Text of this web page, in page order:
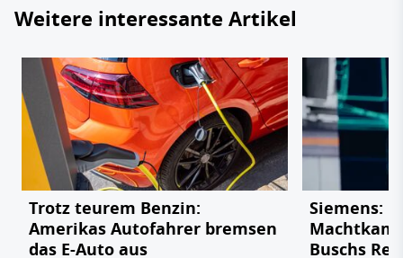
Weitere interessante Artikel
Trotz teurem Benzin:
Amerikas Autofahrer bremsen
das E-Auto aus
Siemens:
Buschs